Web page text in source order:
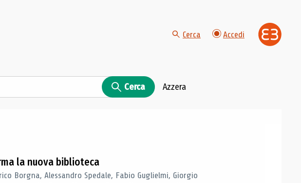
Cerca Accedi
Cerca Azzera
la nuova biblioteca
Borgna, Alessandro Spedale, Fabio Guglielmi, Giorgio